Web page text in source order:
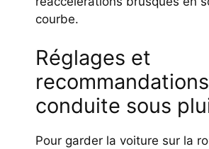
courbe.
Réglages et
conduite sous
Pour garder la voiture sur la